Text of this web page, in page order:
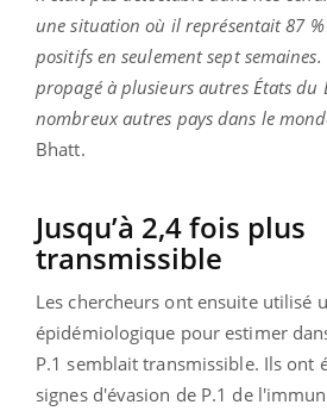
une situation où il représentait 87
positifs en seulement sept
propagé à plusieurs autres États du
nombreux autres pays dans le
Bhatt.
Jusqu’à 2,4 fois plus
transmissible
Les chercheurs ont ensuite utilisé
épidémiologique pour estimer
P.1 semblait transmissible. Ils ont
signes d'évasion de P.1 de